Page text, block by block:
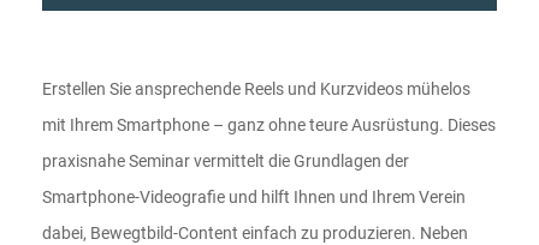
Erstellen Sie ansprechende Reels und Kurzvideos mühelos
mit Ihrem Smartphone – ganz ohne teure Ausrüstung. Dieses
praxisnahe Seminar vermittelt die Grundlagen der
Smartphone-Videografie und hilft Ihnen und Ihrem Verein
dabei, Bewegtbild-Content einfach zu produzieren. Neben